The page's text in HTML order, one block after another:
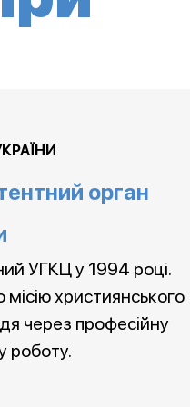
орган
УГКЦ у 1994 році.
місію християнського
через професійну
роботу.